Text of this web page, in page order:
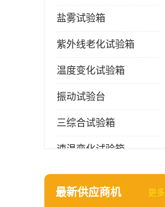
盐雾试验箱
紫外线老化试验箱
温度变化试验箱
振动试验台
三综合试验箱
速温变化试验箱
淋雨试验箱(沙尘)
最新供应商机 更多